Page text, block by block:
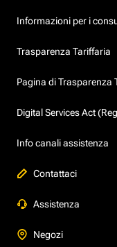
Informazioni per i
Trasparenza Tariffaria
Pagina di Trasparenza
Digital Services Act
Info canali assistenza
Contattaci
Assistenza
Negozi